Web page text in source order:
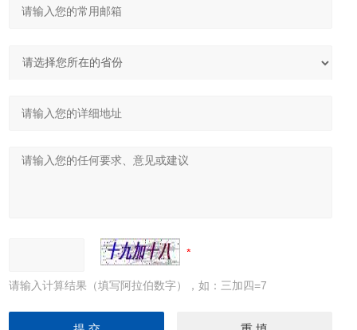
请输入计算结果（填写阿拉伯数字），如：三加四=7